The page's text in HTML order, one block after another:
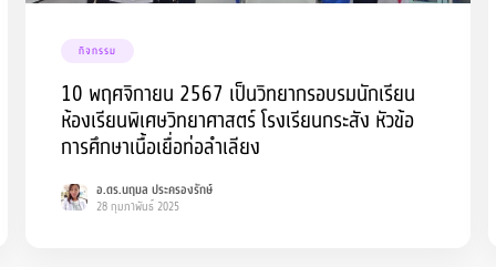
กิจกรรม
10 พฤศจิกายน 2567 เป็นวิทยากรอบรมนักเรียน
ห้องเรียนพิเศษวิทยาศาสตร์ โรงเรียนกระสัง หัวข้อ
การศึกษาเนื้อเยื่อท่อลำเลียง
อ.ดร.นฤมล ประครองรักษ์
28 กุมภาพันธ์ 2025